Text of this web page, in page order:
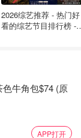
2026综艺推荐 - 热门好
看的综艺节目排行榜 -
牛角包$74 (原
APP打开